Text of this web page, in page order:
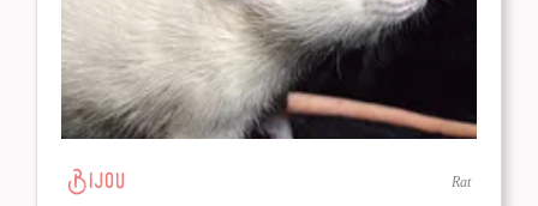
Bijou Rat